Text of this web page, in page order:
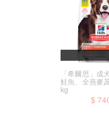
「希爾思」成
鮭魚、全燕麥
kg
$